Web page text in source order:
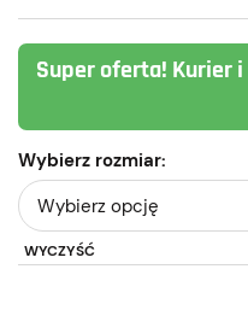
Super oferta! Kurier
Wybierz rozmiar:
WYCZYŚĆ